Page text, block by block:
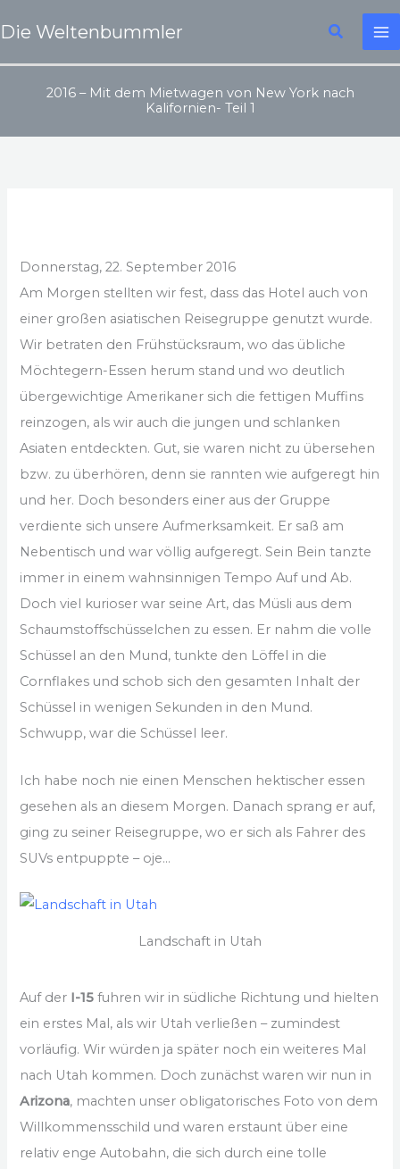
Inhalt
springen
Die Weltenbummler Suchen
2016 – Mit dem Mietwagen von New York nach
Kalifornien- Teil 1
Donnerstag, 22. September 2016
Am Morgen stellten wir fest, dass das Hotel auch von
einer großen asiatischen Reisegruppe genutzt wurde.
Wir betraten den Frühstücksraum, wo das übliche
Möchtegern-Essen herum stand und wo deutlich
übergewichtige Amerikaner sich die fettigen Muffins
reinzogen, als wir auch die jungen und schlanken
Asiaten entdeckten. Gut, sie waren nicht zu übersehen
bzw. zu überhören, denn sie rannten wie aufgeregt hin
und her. Doch besonders einer aus der Gruppe
verdiente sich unsere Aufmerksamkeit. Er saß am
Nebentisch und war völlig aufgeregt. Sein Bein tanzte
immer in einem wahnsinnigen Tempo Auf und Ab.
Doch viel kurioser war seine Art, das Müsli aus dem
Schaumstoffschüsselchen zu essen. Er nahm die volle
Schüssel an den Mund, tunkte den Löffel in die
Cornflakes und schob sich den gesamten Inhalt der
Schüssel in wenigen Sekunden in den Mund.
Schwupp, war die Schüssel leer.
Ich habe noch nie einen Menschen hektischer essen
gesehen als an diesem Morgen. Danach sprang er auf,
ging zu seiner Reisegruppe, wo er sich als Fahrer des
SUVs entpuppte – oje…
Landschaft in Utah
Auf der I-15 fuhren wir in südliche Richtung und hielten
ein erstes Mal, als wir Utah verließen – zumindest
vorläufig. Wir würden ja später noch ein weiteres Mal
nach Utah kommen. Doch zunächst waren wir nun in
Arizona, machten unser obligatorisches Foto von dem
Willkommensschild und waren erstaunt über eine
relativ enge Autobahn, die sich durch eine tolle